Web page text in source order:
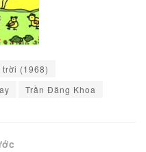
trời (1968)
Trần Đăng Khoa